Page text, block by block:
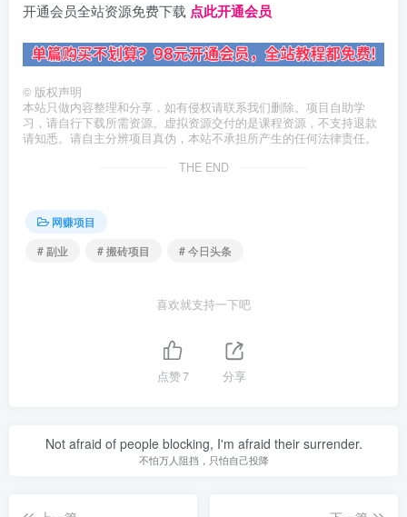
开通会员全站资源免费下载 点此开通会员
© 版权声明
本站只做内容整理和分享，如有侵权请联系我们删除。项目自助学
习，请自行下载所需资源。虚拟资源交付的是课程资源，不支持退款
请知悉。请自主分辨项目真伪，本站不承担所产生的任何法律责任。
THE END
网赚项目
# 副业
# 搬砖项目 # 今日头条
喜欢就支持一下吧
点赞7 分享
Not afraid of people blocking, I'm afraid their surrender.
不怕万人阻挡，只怕自己投降